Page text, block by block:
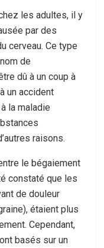
les adultes, il y
par des
cerveau. Ce type
de
dû à un coup à
un accident
la maladie
raisons.
le bégaiement
constaté que les
de douleur
étaient plus
Cependant,
basés sur un